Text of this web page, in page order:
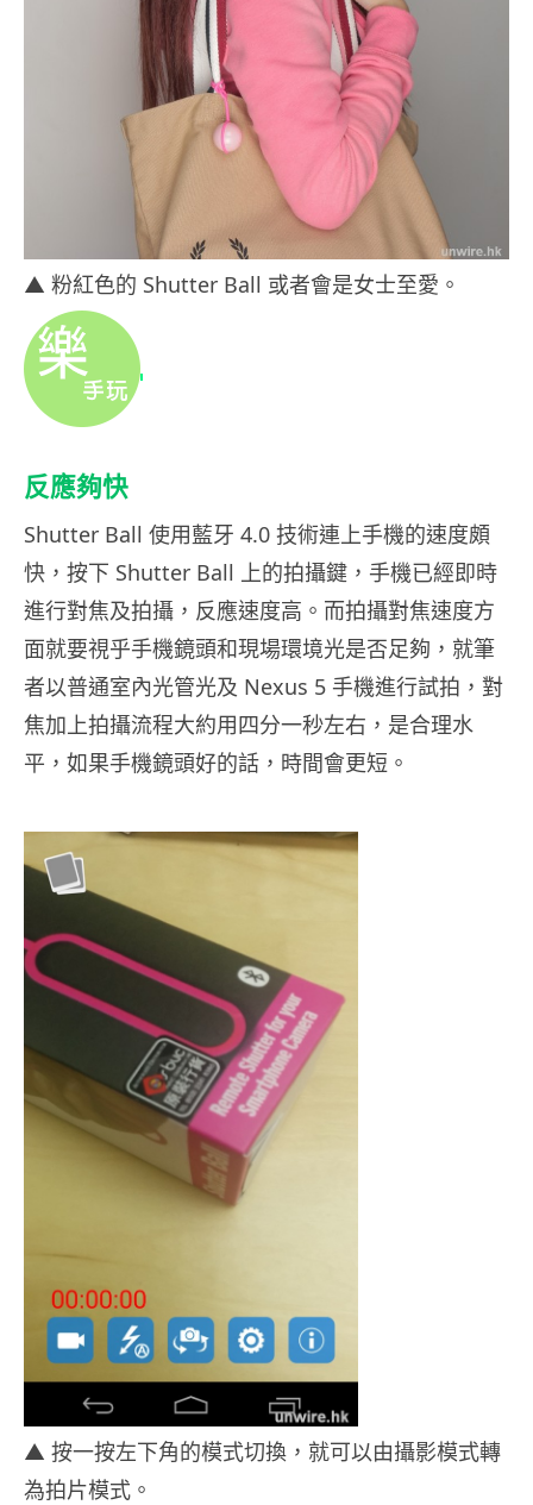
▲ 粉紅色的 Shutter Ball 或者會是女士至愛。
反應夠快
Shutter Ball 使用藍牙 4.0 技術連上手機的速度頗
快，按下 Shutter Ball 上的拍攝鍵，手機已經即時
進行對焦及拍攝，反應速度高。而拍攝對焦速度方
面就要視乎手機鏡頭和現場環境光是否足夠，就筆
者以普通室內光管光及 Nexus 5 手機進行試拍，對
焦加上拍攝流程大約用四分一秒左右，是合理水
平，如果手機鏡頭好的話，時間會更短。
▲ 按一按左下角的模式切換，就可以由攝影模式轉
為拍片模式。